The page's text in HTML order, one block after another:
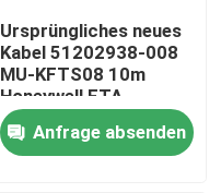
Ursprüngliches neues
Kabel 51202938-008
MU-KFTS08 10m
Honeywell FTA
Anfrage absenden